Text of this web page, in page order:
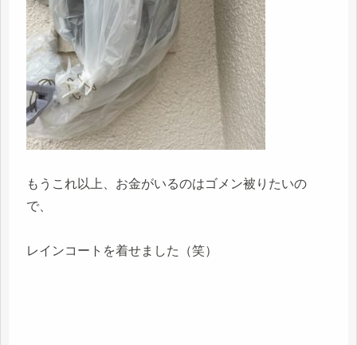
もうこれ以上、お金がいるのはゴメン被りたいの
で、
レインコートを着せました（笑）